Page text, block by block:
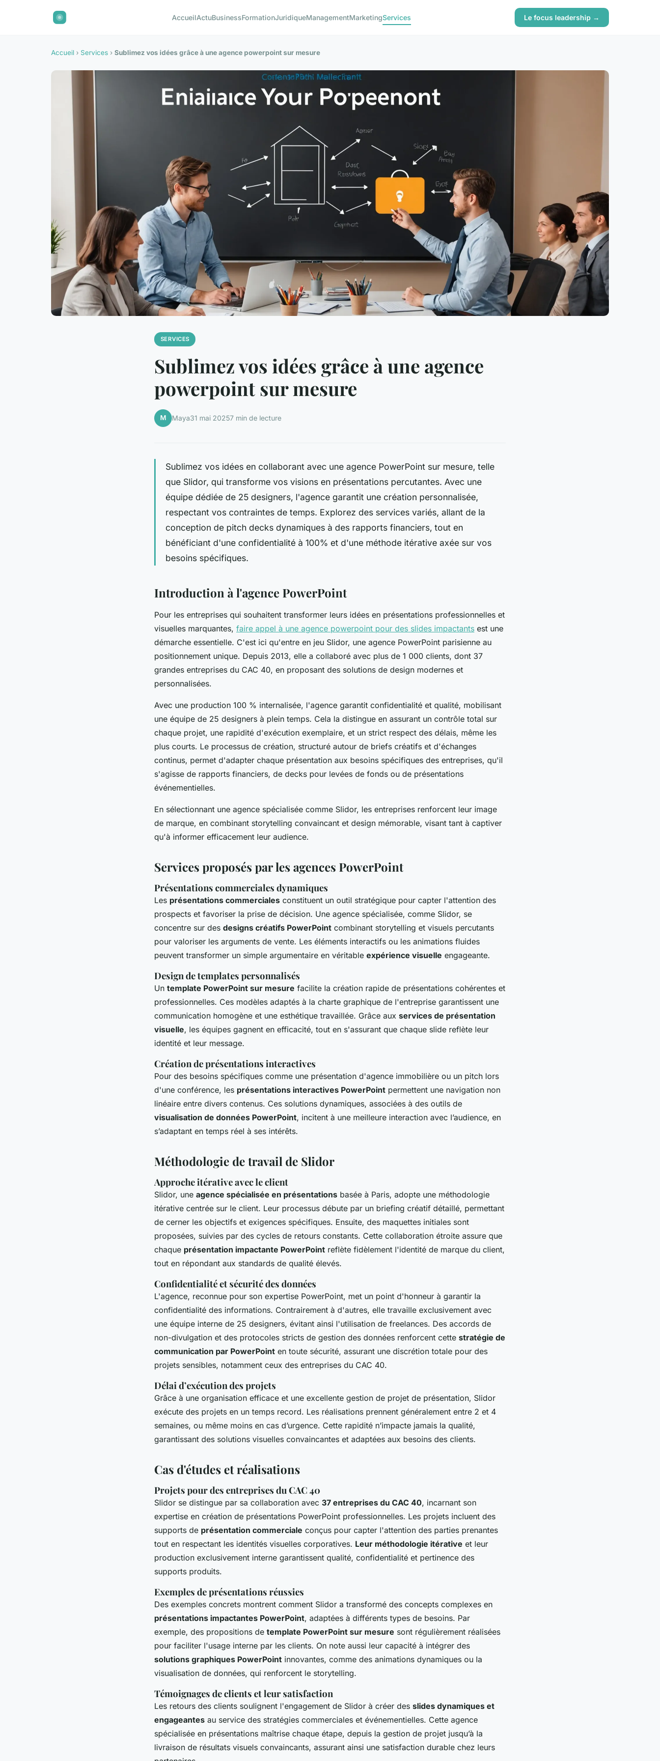
AccueilActuBusinessFormationJuridiqueManagementMarketingServices Le focus leadership →
Accueil › Services › Sublimez vos idées grâce à une agence powerpoint sur mesure
SERVICES
Sublimez vos idées grâce à une agence
powerpoint sur mesure
M Maya31 mai 20257 min de lecture
Sublimez vos idées en collaborant avec une agence PowerPoint sur mesure, telle
que Slidor, qui transforme vos visions en présentations percutantes. Avec une
équipe dédiée de 25 designers, l'agence garantit une création personnalisée,
respectant vos contraintes de temps. Explorez des services variés, allant de la
conception de pitch decks dynamiques à des rapports financiers, tout en
bénéficiant d'une confidentialité à 100% et d'une méthode itérative axée sur vos
besoins spécifiques.
Introduction à l'agence PowerPoint
Pour les entreprises qui souhaitent transformer leurs idées en présentations professionnelles et
visuelles marquantes, faire appel à une agence powerpoint pour des slides impactants est une
démarche essentielle. C'est ici qu'entre en jeu Slidor, une agence PowerPoint parisienne au
positionnement unique. Depuis 2013, elle a collaboré avec plus de 1 000 clients, dont 37
grandes entreprises du CAC 40, en proposant des solutions de design modernes et
personnalisées.
Avec une production 100 % internalisée, l'agence garantit confidentialité et qualité, mobilisant
une équipe de 25 designers à plein temps. Cela la distingue en assurant un contrôle total sur
chaque projet, une rapidité d'exécution exemplaire, et un strict respect des délais, même les
plus courts. Le processus de création, structuré autour de briefs créatifs et d'échanges
continus, permet d'adapter chaque présentation aux besoins spécifiques des entreprises, qu'il
s'agisse de rapports financiers, de decks pour levées de fonds ou de présentations
événementielles.
En sélectionnant une agence spécialisée comme Slidor, les entreprises renforcent leur image
de marque, en combinant storytelling convaincant et design mémorable, visant tant à captiver
qu'à informer efficacement leur audience.
Services proposés par les agences PowerPoint
Présentations commerciales dynamiques
Les présentations commerciales constituent un outil stratégique pour capter l'attention des
prospects et favoriser la prise de décision. Une agence spécialisée, comme Slidor, se
concentre sur des designs créatifs PowerPoint combinant storytelling et visuels percutants
pour valoriser les arguments de vente. Les éléments interactifs ou les animations fluides
peuvent transformer un simple argumentaire en véritable expérience visuelle engageante.
Design de templates personnalisés
Un template PowerPoint sur mesure facilite la création rapide de présentations cohérentes et
professionnelles. Ces modèles adaptés à la charte graphique de l'entreprise garantissent une
communication homogène et une esthétique travaillée. Grâce aux services de présentation
visuelle, les équipes gagnent en efficacité, tout en s'assurant que chaque slide reflète leur
identité et leur message.
Création de présentations interactives
Pour des besoins spécifiques comme une présentation d'agence immobilière ou un pitch lors
d'une conférence, les présentations interactives PowerPoint permettent une navigation non
linéaire entre divers contenus. Ces solutions dynamiques, associées à des outils de
visualisation de données PowerPoint, incitent à une meilleure interaction avec l’audience, en
s’adaptant en temps réel à ses intérêts.
Méthodologie de travail de Slidor
Approche itérative avec le client
Slidor, une agence spécialisée en présentations basée à Paris, adopte une méthodologie
itérative centrée sur le client. Leur processus débute par un briefing créatif détaillé, permettant
de cerner les objectifs et exigences spécifiques. Ensuite, des maquettes initiales sont
proposées, suivies par des cycles de retours constants. Cette collaboration étroite assure que
chaque présentation impactante PowerPoint reflète fidèlement l'identité de marque du client,
tout en répondant aux standards de qualité élevés.
Confidentialité et sécurité des données
L'agence, reconnue pour son expertise PowerPoint, met un point d'honneur à garantir la
confidentialité des informations. Contrairement à d'autres, elle travaille exclusivement avec
une équipe interne de 25 designers, évitant ainsi l'utilisation de freelances. Des accords de
non-divulgation et des protocoles stricts de gestion des données renforcent cette stratégie de
communication par PowerPoint en toute sécurité, assurant une discrétion totale pour des
projets sensibles, notamment ceux des entreprises du CAC 40.
Délai d’exécution des projets
Grâce à une organisation efficace et une excellente gestion de projet de présentation, Slidor
exécute des projets en un temps record. Les réalisations prennent généralement entre 2 et 4
semaines, ou même moins en cas d’urgence. Cette rapidité n’impacte jamais la qualité,
garantissant des solutions visuelles convaincantes et adaptées aux besoins des clients.
Cas d'études et réalisations
Projets pour des entreprises du CAC 40
Slidor se distingue par sa collaboration avec 37 entreprises du CAC 40, incarnant son
expertise en création de présentations PowerPoint professionnelles. Les projets incluent des
supports de présentation commerciale conçus pour capter l'attention des parties prenantes
tout en respectant les identités visuelles corporatives. Leur méthodologie itérative et leur
production exclusivement interne garantissent qualité, confidentialité et pertinence des
supports produits.
Exemples de présentations réussies
Des exemples concrets montrent comment Slidor a transformé des concepts complexes en
présentations impactantes PowerPoint, adaptées à différents types de besoins. Par
exemple, des propositions de template PowerPoint sur mesure sont régulièrement réalisées
pour faciliter l'usage interne par les clients. On note aussi leur capacité à intégrer des
solutions graphiques PowerPoint innovantes, comme des animations dynamiques ou la
visualisation de données, qui renforcent le storytelling.
Témoignages de clients et leur satisfaction
Les retours des clients soulignent l'engagement de Slidor à créer des slides dynamiques et
engageantes au service des stratégies commerciales et événementielles. Cette agence
spécialisée en présentations maîtrise chaque étape, depuis la gestion de projet jusqu’à la
livraison de résultats visuels convaincants, assurant ainsi une satisfaction durable chez leurs